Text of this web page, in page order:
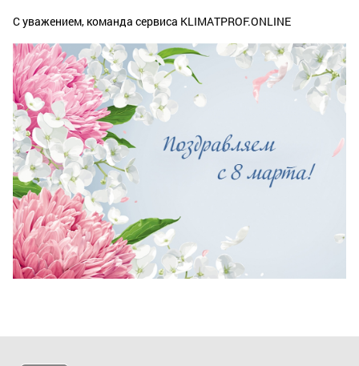
С уважением, команда сервиса KLIMATPROF.ONLINE